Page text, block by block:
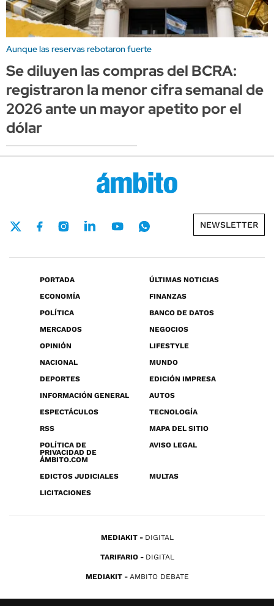
Aunque las reservas rebotaron fuerte
Se diluyen las compras del BCRA:
registraron la menor cifra semanal de
2026 ante un mayor apetito por el
dólar
NEWSLETTER
PORTADA
ÚLTIMAS NOTICIAS
ECONOMÍA
FINANZAS
POLÍTICA
BANCO DE DATOS
MERCADOS
NEGOCIOS
OPINIÓN
LIFESTYLE
NACIONAL
MUNDO
DEPORTES
EDICIÓN IMPRESA
INFORMACIÓN GENERAL
AUTOS
ESPECTÁCULOS
TECNOLOGÍA
RSS
MAPA DEL SITIO
POLÍTICA DE
PRIVACIDAD DE
ÁMBITO.COM
AVISO LEGAL
EDICTOS JUDICIALES
MULTAS
LICITACIONES
MEDIAKIT DIGITAL
TARIFARIO DIGITAL
MEDIAKIT AMBITO DEBATE